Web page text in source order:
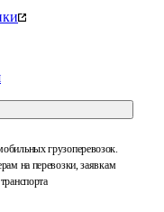
грузоперевозок.
на перевозки, заявкам